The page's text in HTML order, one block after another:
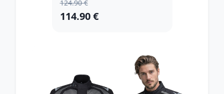
124.90 €
114.90 €